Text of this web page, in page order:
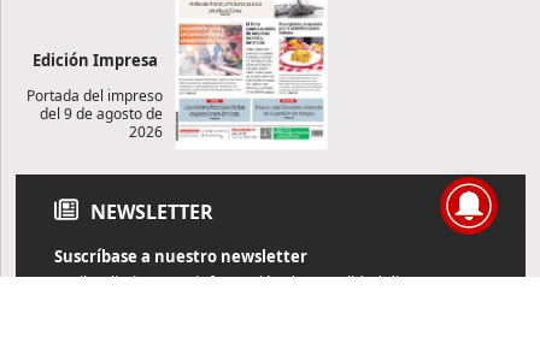
Edición Impresa
Portada del impreso
del 9 de agosto de
2026
NEWSLETTER
Suscríbase a nuestro newsletter
Reciba diariamente información de actualidad directamente en